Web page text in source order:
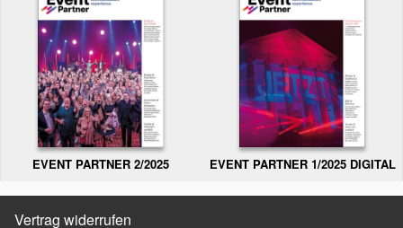
EVENT PARTNER 2/2025 EVENT PARTNER 1/2025 DIGITAL
Vertrag widerrufen